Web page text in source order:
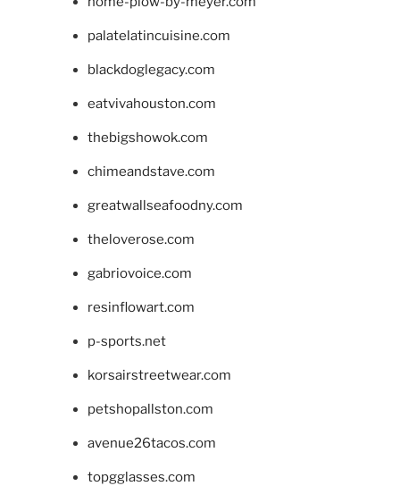
palatelatincuisine.com
blackdoglegacy.com
eatvivahouston.com
thebigshowok.com
chimeandstave.com
greatwallseafoodny.com
theloverose.com
gabriovoice.com
resinflowart.com
p-sports.net
korsairstreetwear.com
petshopallston.com
avenue26tacos.com
topgglasses.com